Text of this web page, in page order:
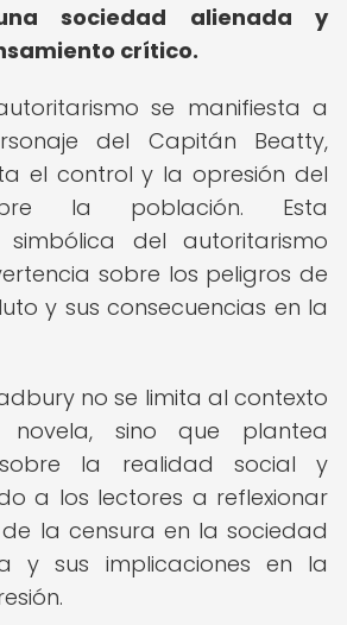
sociedad alienada y
crítico.
se manifiesta a
del Capitán Beatty,
el control y la opresión del
la población. Esta
simbólica del autoritarismo
sobre los peligros de
y sus consecuencias en la
no se limita al contexto
sino que plantea
sobre la realidad social y
a los lectores a reflexionar
la censura en la sociedad
y sus implicaciones en la